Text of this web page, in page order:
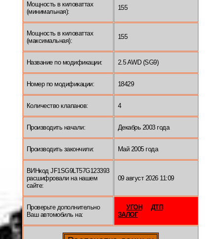
Мощность в киловаттах
(минимальная):
155
Мощность в киловаттах
(максимальная):
155
Название по модификации: 2.5 AWD (SG9)
Номер по модификации: 18429
Количество клапанов: 4
Производить начали: Декабрь 2003 года
Производить закончили: Май 2005 года
ВИНкод JF1SG9LT57G123393
расшифровали на нашем
сайте:
09 август 2026 11:09
Проверьте дополнительно
Ваш автомобиль на:
УГОН
ДТП
ЗАЛОГ